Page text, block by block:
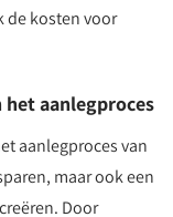
de kosten voor
aanlegproces
aanlegproces van
maar ook een
Door